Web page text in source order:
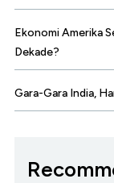
Ekonomi Amerika
Dekade?
Gara-Gara India,